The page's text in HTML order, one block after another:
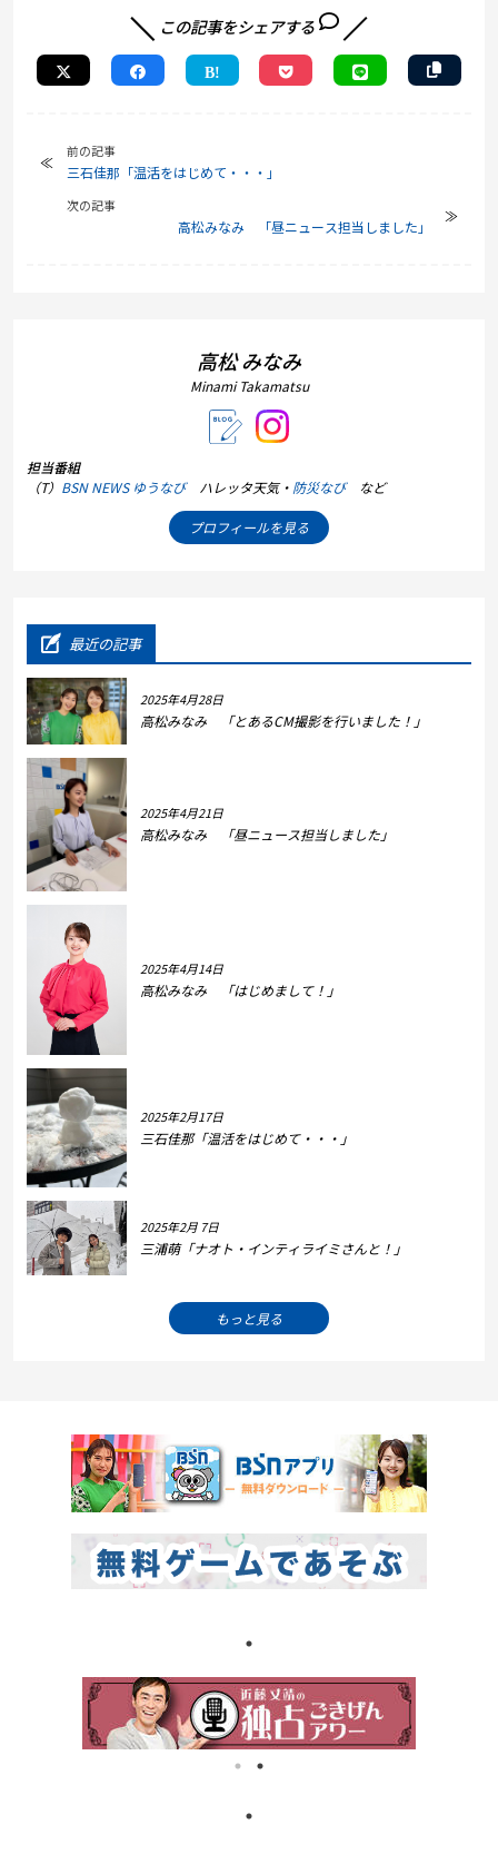
この記事をシェアする
前の記事
三石佳那「温活をはじめて・・・」
次の記事
高松みなみ 「昼ニュース担当しました」
高松 みなみ
Minami Takamatsu
担当番組
（T） BSN NEWS ゆうなびハレッタ天気・ 防災なびなど
プロフィールを見る
最近の記事
2025年4月28日
高松みなみ 「とあるCM撮影を行いました！」
2025年4月21日
高松みなみ 「昼ニュース担当しました」
2025年4月14日
高松みなみ 「はじめまして！」
2025年2月17日
三石佳那「温活をはじめて・・・」
2025年2月 7日
三浦萌「ナオト・インティライミさんと！」
もっと見る